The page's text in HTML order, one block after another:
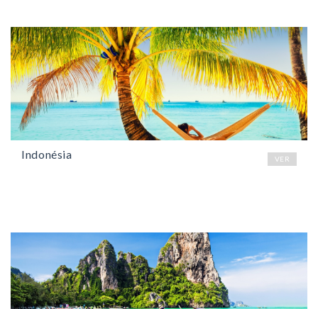
VER
Indonésia